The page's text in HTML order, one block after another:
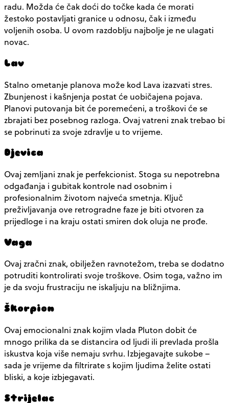
radu. Možda će čak doći do točke kada će morati
žestoko postavljati granice u odnosu, čak i između
voljenih osoba. U ovom razdoblju najbolje je ne ulagati
novac.
Lav
Stalno ometanje planova može kod Lava izazvati stres.
Zbunjenost i kašnjenja postat će uobičajena pojava.
Planovi putovanja bit će poremećeni, a troškovi će se
zbrajati bez posebnog razloga. Ovaj vatreni znak trebao bi
se pobrinuti za svoje zdravlje u to vrijeme.
Djevica
Ovaj zemljani znak je perfekcionist. Stoga su nepotrebna
odgađanja i gubitak kontrole nad osobnim i
profesionalnim životom najveća smetnja. Ključ
preživljavanja ove retrogradne faze je biti otvoren za
prijedloge i na kraju ostati smiren dok oluja ne prođe.
Vaga
Ovaj zračni znak, obilježen ravnotežom, treba se dodatno
potruditi kontrolirati svoje troškove. Osim toga, važno im
je da svoju frustraciju ne iskaljuju na bližnjima.
Škorpion
Ovaj emocionalni znak kojim vlada Pluton dobit će
mnogo prilika da se distancira od ljudi ili prevlada prošla
iskustva koja više nemaju svrhu. Izbjegavajte sukobe –
sada je vrijeme da filtrirate s kojim ljudima želite ostati
bliski, a koje izbjegavati.
Strijelac